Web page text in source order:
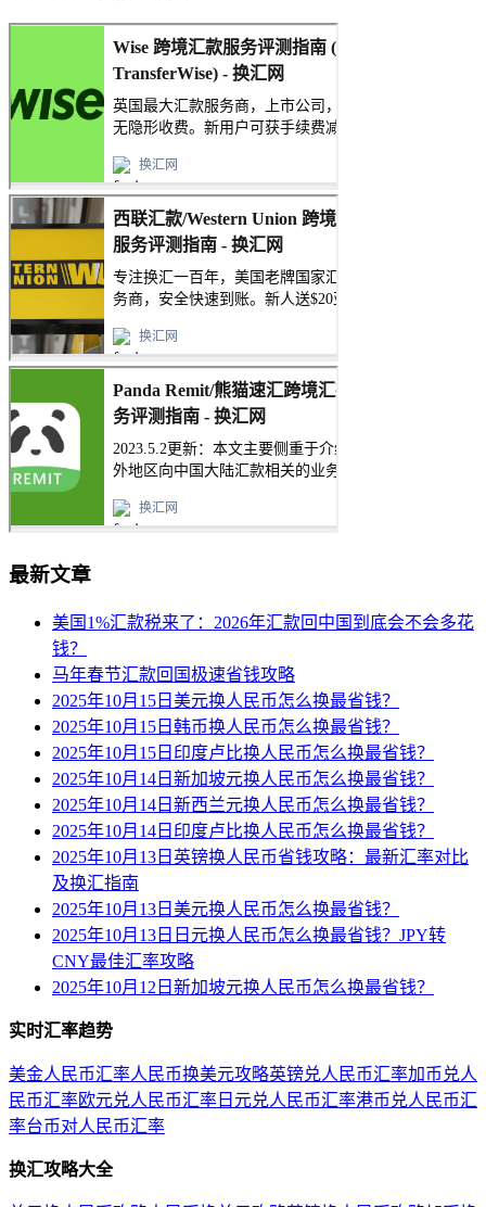
最新文章
美国1%汇款税来了：2026年汇款回中国到底会不会多花
钱？
马年春节汇款回国极速省钱攻略
2025年10月15日美元换人民币怎么换最省钱？
2025年10月15日韩币换人民币怎么换最省钱？
2025年10月15日印度卢比换人民币怎么换最省钱？
2025年10月14日新加坡元换人民币怎么换最省钱？
2025年10月14日新西兰元换人民币怎么换最省钱？
2025年10月14日印度卢比换人民币怎么换最省钱？
2025年10月13日英镑换人民币省钱攻略：最新汇率对比
及换汇指南
2025年10月13日美元换人民币怎么换最省钱？
2025年10月13日日元换人民币怎么换最省钱？JPY转
CNY最佳汇率攻略
2025年10月12日新加坡元换人民币怎么换最省钱？
实时汇率趋势
美金人民币汇率人民币换美元攻略英镑兑人民币汇率加币兑人
民币汇率欧元兑人民币汇率 日元兑人民币汇率港币兑人民币汇
率台币对人民币汇率
换汇攻略大全